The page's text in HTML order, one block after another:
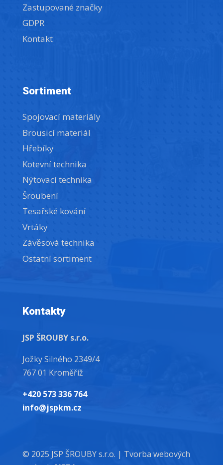
Zastupované značky
GDPR
Kontakt
Sortiment
Spojovací materiály
Brousicí materiál
Hřebíky
Kotevní technika
Nýtovací technika
Šroubení
Tesařské kování
Vrtáky
Závěsová technika
Ostatní sortiment
Kontakty
JSP ŠROUBY s.r.o.
Jožky Silného 2349/4
767 01 Kroměříž
+420 573 336 764
info@jspkm.cz
© 2025 JSP ŠROUBY s.r.o. | Tvorba webových